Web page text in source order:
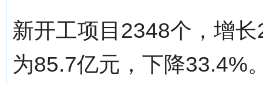
新开工项目2348个，增
为85.7亿元，下降33.4%